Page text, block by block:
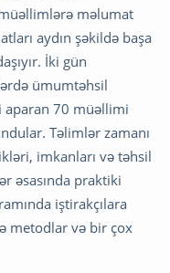
məlumat
aydın şəkildə başa
İki gün
ümumtəhsil
aparan 70 müəllimi
Təlimlər zamanı
imkanları və təhsil
əsasında praktiki
iştirakçılara
metodlar və bir çox